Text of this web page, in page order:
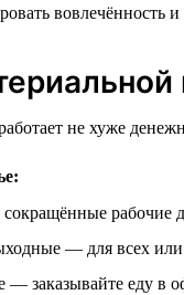
не хуже
рабочие
— для всех
— заказывайте еду в